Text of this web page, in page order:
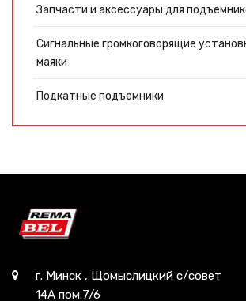
Запчасти и аксессуары для
Сигнальные громкоговорящие
маяки
Подкатные подъемники
г. Минск , Щомыслицкий с/совет
14А пом.7/6